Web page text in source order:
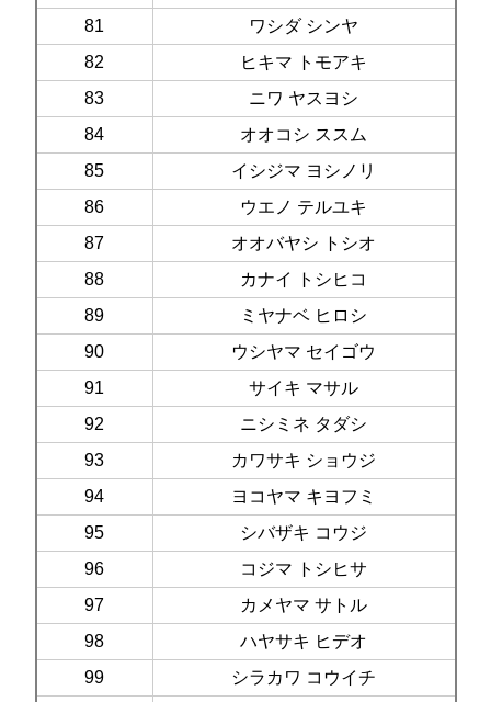
81
ワシダ シンヤ
82
ヒキマ トモアキ
83
ニワ ヤスヨシ
84
オオコシ ススム
85
イシジマ ヨシノリ
86
ウエノ テルユキ
87
オオバヤシ トシオ
88
カナイ トシヒコ
89
ミヤナベ ヒロシ
90
ウシヤマ セイゴウ
91
サイキ マサル
92
ニシミネ タダシ
93
カワサキ ショウジ
94
ヨコヤマ キヨフミ
95
シバザキ コウジ
96
コジマ トシヒサ
97
カメヤマ サトル
98
ハヤサキ ヒデオ
99
シラカワ コウイチ